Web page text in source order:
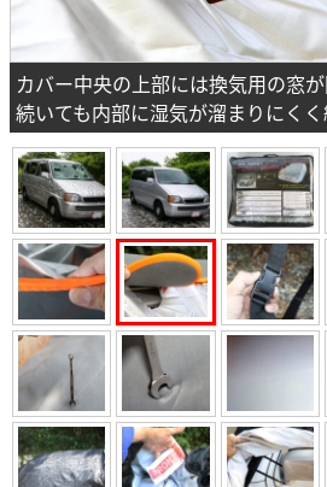
カバー中央の上部には換気用の窓
続いても内部に湿気が溜まりにくく